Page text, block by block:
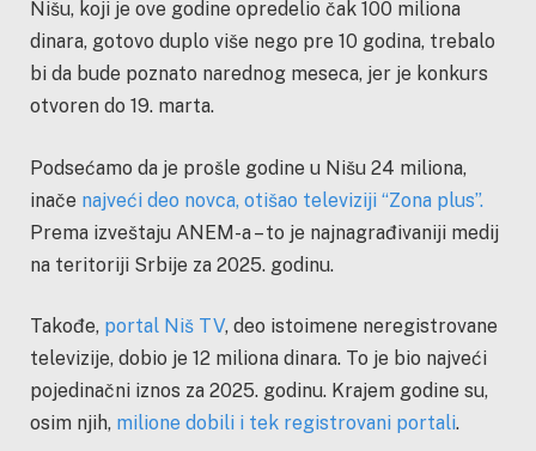
Nišu, koji je ove godine opredelio čak 100 miliona
dinara, gotovo duplo više nego pre 10 godina, trebalo
bi da bude poznato narednog meseca, jer je konkurs
otvoren do 19. marta.
Podsećamo da je prošle godine u Nišu 24 miliona,
inače najveći deo novca, otišao televiziji “Zona plus”.
Prema izveštaju ANEM-a – to je najnagrađivaniji medij
na teritoriji Srbije za 2025. godinu.
Takođe, portal Niš TV, deo istoimene neregistrovane
televizije, dobio je 12 miliona dinara. To je bio najveći
pojedinačni iznos za 2025. godinu. Krajem godine su,
osim njih, milione dobili i tek registrovani portali.